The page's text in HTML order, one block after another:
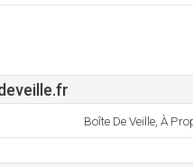
Boîte De Veille, À